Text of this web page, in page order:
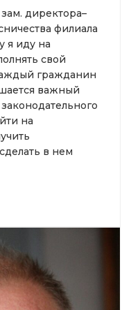
директора–
филиала
я иду на
свой
гражданин
важный
на
в нем